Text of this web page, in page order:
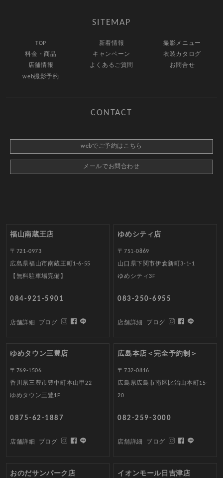
SITEMAP
TOP 新着情報
撮影メニュー
料金・商品
キャンペーン
衣装カタログ
店舗情報
よくあるご質問
お問合せ
web撮影予約
CONTACT
webでご予約はこちら
メールでお問合わせ
福山南蔵王店
〒721-0973
広島県福山市南蔵王町1-6-55
【無料駐車場完備】
084-921-5901
店舗詳細 ブログ
ゆめシティ店
〒751-0869
山口県下関市伊倉新町3-1-1
ゆめシティ3F
083-250-6955
店舗詳細 ブログ
ゆめタウン三豊店
〒769-1506
香川県三豊市豊中町本山甲22
ゆめタウン三豊1F
0875-62-1887
店舗詳細 ブログ
広島本店＜完全予約制＞
〒732-0816
広島県広島市南区比治山本町15-
20
082-259-3000
店舗詳細 ブログ
おのだサンパーク店 イオンモール日吉津店